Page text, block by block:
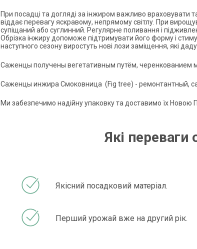
При посадці та догляді за інжиром важливо враховувати
віддає перевагу яскравому, непрямому світлу. При
супіщаний або суглинний. Регулярне поливання і
Обрізка інжиру допоможе підтримувати його форму і
наступного сезону виростуть нові лози заміщення, які
Саженцы получены вегетативным путём, черенкованием
Саженцы инжира Смоковница (Fig tree) - ремонтантный,
Ми забезпечимо надійну упаковку та доставимо їх Новою
Які переваги
Якісний посадковий матеріал.
Перший урожай вже на другий рік.